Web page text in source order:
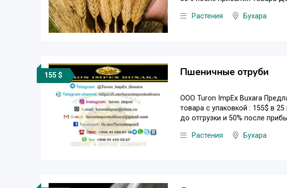
Растения Бухара
155 $ Пшеничные отруби
OOO Turon ImpEx Buxara
товара с упаковкой : 155$ в
до отгрузки и 50% после
Растения Бухара